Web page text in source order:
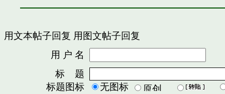
用文本帖子回复 用图文帖子回复
用 户 名
标 题
标题图标
无图标